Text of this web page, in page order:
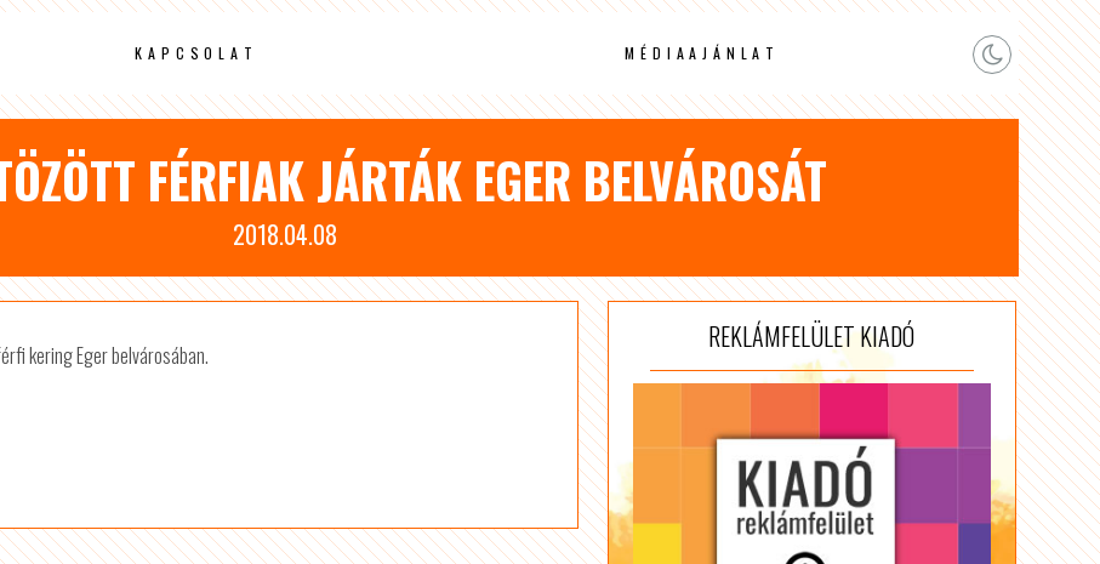
KAPCSOLAT MÉDIAAJÁNLAT
FÉRFIAK JÁRTÁK EGER BELVÁROSÁT
2018.04.08
kering Eger belvárosában.
REKLÁMFELÜLET KIADÓ